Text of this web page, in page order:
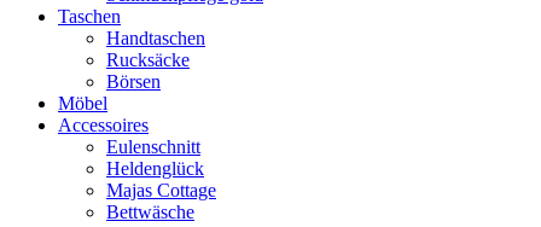
Taschen
Handtaschen
Rucksäcke
Börsen
Möbel
Accessoires
Eulenschnitt
Heldenglück
Majas Cottage
Bettwäsche